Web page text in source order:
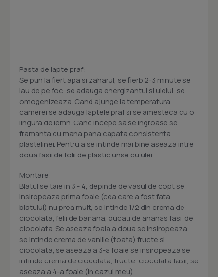
Pasta de lapte praf:
Se pun la fiert apa si zaharul, se fierb 2-3 minute se
iau de pe foc, se adauga energizantul si uleiul, se
omogenizeaza. Cand ajunge la temperatura
camerei se adauga laptele praf si se amesteca cu o
lingura de lemn. Cand incepe sa se ingroase se
framanta cu mana pana capata consistenta
plastelinei. Pentru a se intinde mai bine aseaza intre
doua fasii de folii de plastic unse cu ulei.
Montare:
Blatul se taie in 3 - 4, depinde de vasul de copt se
insiropeaza prima foaie (cea care a fost fata
blatului) nu prea mult, se intinde 1/2 din crema de
ciocolata, felii de banana, bucati de ananas fasii de
ciocolata. Se aseaza foaia a doua se insiropeaza,
se intinde crema de vanilie (toata) fructe si
ciocolata, se aseaza a 3-a foaie se insiropeaza se
intinde crema de ciocolata, fructe, ciocolata fasii, se
aseaza a 4-a foaie (in cazul meu).